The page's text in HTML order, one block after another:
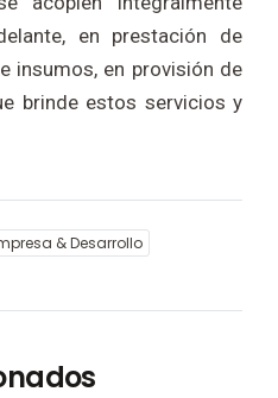
en prestación de
insumos, en provisión de
brinde estos servicios y
& Desarrollo